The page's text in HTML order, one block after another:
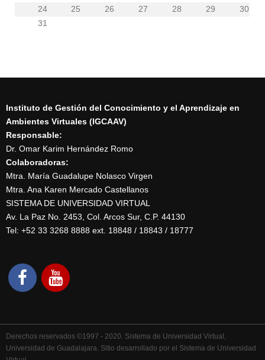
24
25 26 27 28 29
30
31
Instituto de Gestión del Conocimiento y el Aprendizaje en
Ambientes Virtuales (IGCAAV)
Responsable:
Dr. Omar Karim Hernández Romo
Colaboradoras:
Mtra. María Guadalupe Nolasco Virgen
Mtra. Ana Karen Mercado Castellanos
SISTEMA DE UNIVERSIDAD VIRTUAL
Av. La Paz No. 2453, Col. Arcos Sur, C.P. 44130
Tel: +52 33 3268 8888‏ ext. 18848 / 18843 / 18777
Derechos reservados ©1997 - 2020. Sistema de Universidad Virtual,
Universidad de Guadalajara. Sitio desarrollado por el Sistema de Universidad